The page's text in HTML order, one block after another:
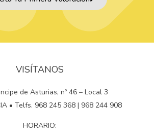
VISÍTANOS
de Asturias, nº 46 – Local 3
• Telfs. 968 245 368 | 968 244 908
HORARIO: